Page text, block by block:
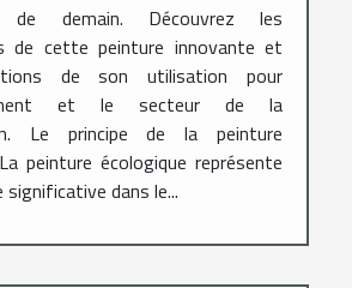
demain. Découvrez les
de cette peinture innovante et
de son utilisation pour
et le secteur de la
Le principe de la peinture
peinture écologique représente
significative dans le...